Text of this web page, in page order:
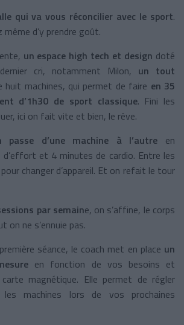
qui va vous réconcilier avec le sport.
d’y prendre goût.
un espace high tech et design doté
cri, notamment Milon, un tout
huit machines, qui permet de faire en 35
d’1h30 de sport classique. Fini les
ici on fait vite et bien, le rêve.
passe d’une machine à l’autre en
et 4 minutes de cardio. Entre les
changer d’appareil. Et on refait le tour
par semaine, on s’affine, le corps
ne s’ennuie pas.
séance, le coach met en place un
en fonction de vos besoins et
magnétique. Elle permet de régler
les machines lors de vos prochaines